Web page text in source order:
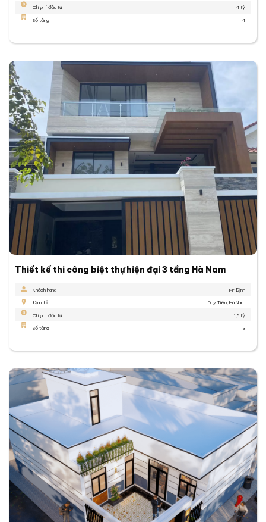
Chi phí đầu tư 4 tỷ
Số tầng 4
Thiết kế thi công biệt thự hiện đại 3 tầng Hà Nam
Khách hàng Mr Định
Địa chỉ Duy Tiên, Hà Nam
Chi phí đầu tư 1,8 tỷ
Số tầng 3